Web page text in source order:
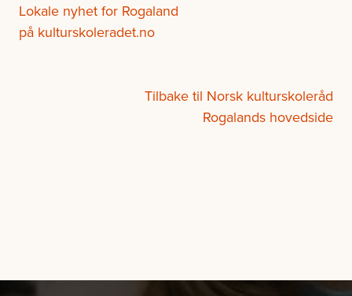
Lokale nyhet for Rogaland
på kulturskoleradet.no
Tilbake til Norsk kulturskoleråd
Rogalands hovedside